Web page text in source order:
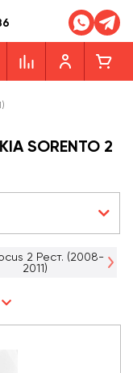
SORENTO 2
2 Рест. (2008-
2011)